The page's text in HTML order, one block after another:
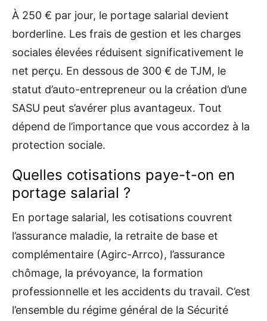
À 250 € par jour, le portage salarial devient
borderline. Les frais de gestion et les charges
sociales élevées réduisent significativement le
net perçu. En dessous de 300 € de TJM, le
statut d’auto-entrepreneur ou la création d’une
SASU peut s’avérer plus avantageux. Tout
dépend de l’importance que vous accordez à la
protection sociale.
Quelles cotisations paye-t-on en
portage salarial ?
En portage salarial, les cotisations couvrent
l’assurance maladie, la retraite de base et
complémentaire (Agirc-Arrco), l’assurance
chômage, la prévoyance, la formation
professionnelle et les accidents du travail. C’est
l’ensemble du régime général de la Sécurité